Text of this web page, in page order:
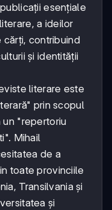
esențiale
a ideilor
cărți, contribuind
și identității
literare este
prin scopul
"repertoriu
Mihail
de a
toate provinciile
Transilvania și
și